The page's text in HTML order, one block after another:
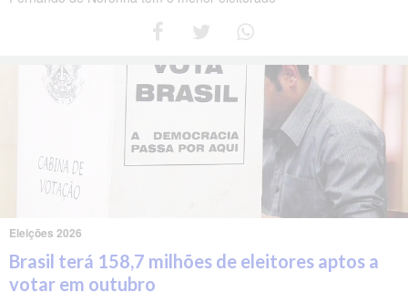
Eleições 2026
Brasil terá 158,7 milhões de eleitores aptos a
votar em outubro